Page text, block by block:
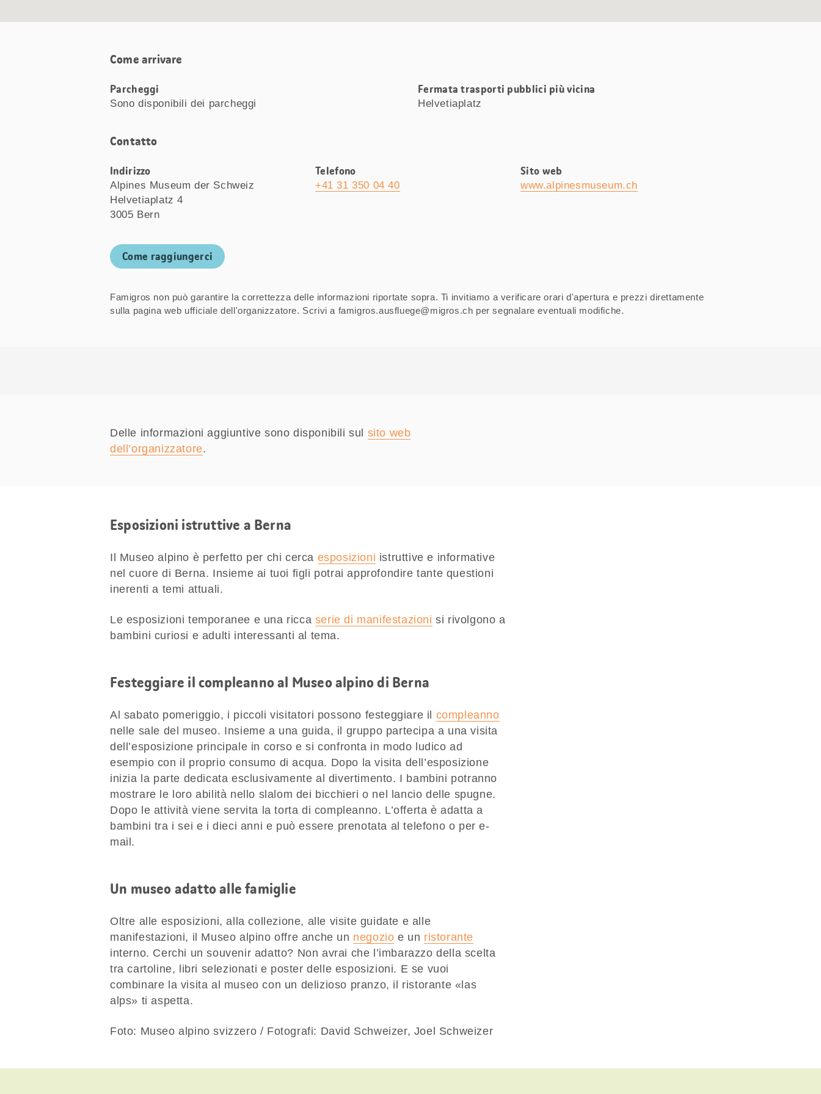
Come arrivare
Parcheggi
Sono disponibili dei parcheggi
Fermata trasporti pubblici più vicina
Helvetiaplatz
Contatto
Indirizzo
Alpines Museum der Schweiz
Helvetiaplatz 4
3005 Bern
Telefono
+41 31 350 04 40
Sito web
www.alpinesmuseum.ch
Come raggiungerci
Famigros non può garantire la correttezza delle informazioni riportate sopra. Ti invitiamo a verificare orari d'apertura e prezzi direttamente
sulla pagina web ufficiale dell'organizzatore. Scrivi a famigros.ausfluege@migros.ch per segnalare eventuali modifiche.
Delle informazioni aggiuntive sono disponibili sul sito web
dell’organizzatore.
Esposizioni istruttive a Berna
Il Museo alpino è perfetto per chi cerca esposizioni istruttive e informative
nel cuore di Berna. Insieme ai tuoi figli potrai approfondire tante questioni
inerenti a temi attuali.
Le esposizioni temporanee e una ricca serie di manifestazioni si rivolgono a
bambini curiosi e adulti interessanti al tema.
Festeggiare il compleanno al Museo alpino di Berna
Al sabato pomeriggio, i piccoli visitatori possono festeggiare il compleanno
nelle sale del museo. Insieme a una guida, il gruppo partecipa a una visita
dell’esposizione principale in corso e si confronta in modo ludico ad
esempio con il proprio consumo di acqua. Dopo la visita dell’esposizione
inizia la parte dedicata esclusivamente al divertimento. I bambini potranno
mostrare le loro abilità nello slalom dei bicchieri o nel lancio delle spugne.
Dopo le attività viene servita la torta di compleanno. L’offerta è adatta a
bambini tra i sei e i dieci anni e può essere prenotata al telefono o per e-
mail.
Un museo adatto alle famiglie
Oltre alle esposizioni, alla collezione, alle visite guidate e alle
manifestazioni, il Museo alpino offre anche un negozio e un ristorante
interno. Cerchi un souvenir adatto? Non avrai che l’imbarazzo della scelta
tra cartoline, libri selezionati e poster delle esposizioni. E se vuoi
combinare la visita al museo con un delizioso pranzo, il ristorante «las
alps» ti aspetta.
Foto: Museo alpino svizzero / Fotografi: David Schweizer, Joel Schweizer